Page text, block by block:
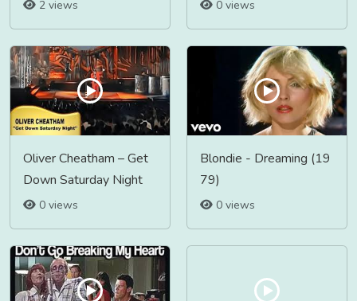
2 views 0 views
Oliver Cheatham ‎– Get
Down Saturday Night
0 views
Blondie - Dreaming (19
79)
0 views